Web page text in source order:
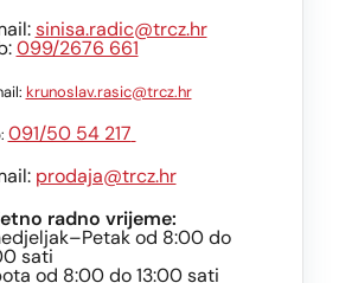
sinisa.radic@trcz.hr
099/2676 661
krunoslav.rasic@trcz.hr
091/50 54 217
prodaja@trcz.hr
radno vrijeme:
od 8:00 do
sati
od 8:00 do 13:00 sati